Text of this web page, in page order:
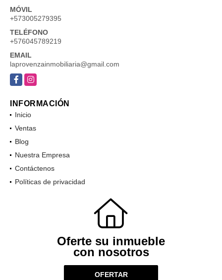
MÓVIL
+573005279395
TELÉFONO
+576045789219
EMAIL
laprovenzainmobiliaria@gmail.com
FacebookInstagram
INFORMACIÓN
Inicio
Ventas
Blog
Nuestra Empresa
Contáctenos
Políticas de privacidad
Oferte su inmueble
con nosotros
OFERTAR